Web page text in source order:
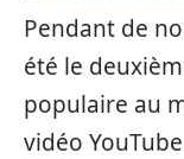
Pendant de
été le
populaire au
vidéo